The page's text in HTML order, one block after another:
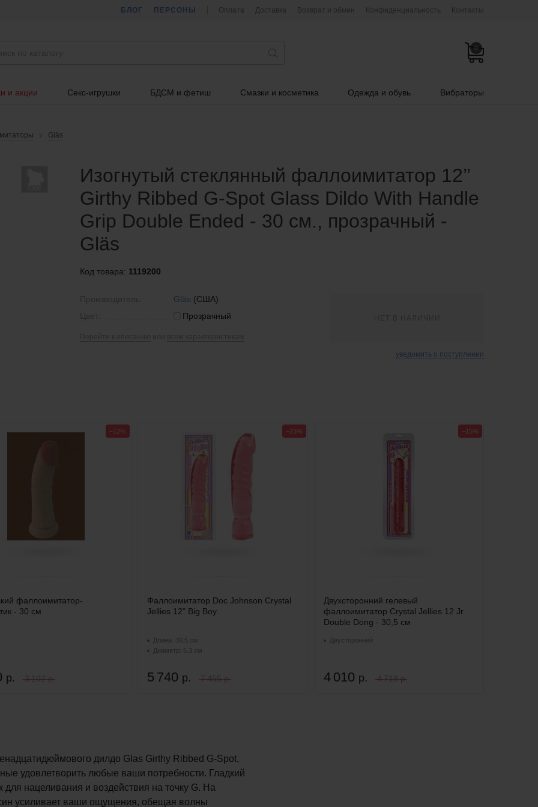
БЛОГ ПЕРСОНЫ Оплата Доставка Возврат и обмен Конфиденциальность Контакты
0
и акции Секс-игрушки БДСМ и фетиш Смазки и косметика Одежда и обувь Вибраторы
Gläs
Изогнутый стеклянный фаллоимитатор 12’’
Girthy Ribbed G-Spot Glass Dildo With Handle
Grip Double Ended - 30 см., прозрачный -
Gläs
Код товара: 1119200
Gläs (США)
Прозрачный
уведомить о поступлении
фаллоимитатор-
- 30 см
р. 3 102 р.
−12%
Фаллоимитатор Doc Johnson Crystal
Jellies 12" Big Boy
Длина: 30.5 см
Диаметр: 5.3 см
5 740 р. 7 455 р.
−23%
Двухсторонний гелевый
фаллоимитатор Crystal Jellies 12 Jr.
Double Dong - 30,5 см
Двусторонний
4 010 р. 4 718 р.
−15%
дилдо Glas Girthy Ribbed G-Spot,
удовлетворить любые ваши потребности. Гладкий
нацеливания и воздействия на точку G. На
усиливает ваши ощущения, обещая волны